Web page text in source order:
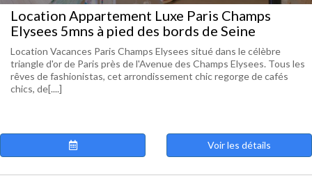
Location Appartement Luxe Paris Champs
Elysees 5mns à pied des bords de Seine
Location Vacances Paris Champs Elysees situé dans le célèbre
triangle d'or de Paris près de l'Avenue des Champs Elysees. Tous les
rêves de fashionistas, cet arrondissement chic regorge de cafés
chics, de[....]
Voir les détails